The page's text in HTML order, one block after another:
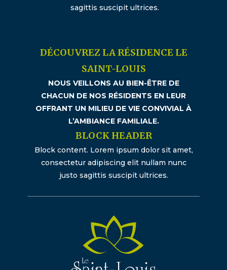
sagittis suscipit ultrices.
DÉCOUVREZ LA RÉSIDENCE LE
SAINT-LOUIS
NOUS VEILLONS AU BIEN-ÊTRE DE
CHACUN DE NOS RÉSIDENTS EN LEUR
OFFRANT UN MILIEU DE VIE CONVIVIAL À
L’AMBIANCE FAMILIALE.
BLOCK HEADER
Block content. Lorem ipsum dolor sit amet,
consectetur adipiscing elit nullam nunc
justo sagittis suscipit ultrices.